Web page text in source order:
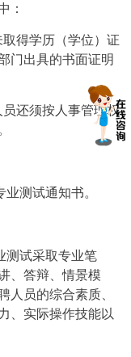
：
得学历（学位）证
门出具的书面证明
还须按人事管理权
测试通知书。
测试采取专业笔
、答辩、情景模
人员的综合素质、
、实际操作技能以